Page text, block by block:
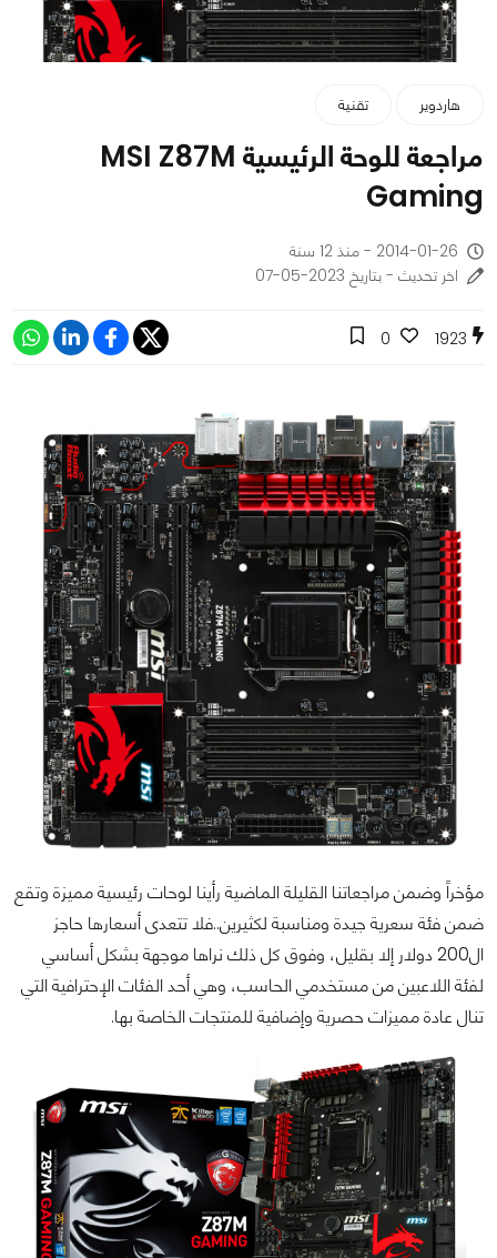
هاردوير تقنية
مراجعة للوحة الرئيسية MSI Z87M
Gaming
2014-01-26 - منذ 12 سنة
اخر تحديث - بتاريخ 2023-05-07
1923
0
مؤخراً وضمن مراجعاتنا القليلة الماضية رأينا لوحات رئيسية مميزة وتقع
ضمن فئة سعرية جيدة ومناسبة لكثيرين..فلا تتعدى أسعارها حاجز
ال200 دولار إلا بقليل، وفوق كل ذلك نراها موجهة بشكل أساسي
لفئة اللاعبين من مستخدمي الحاسب، وهي أحد الفئات الإحترافية التي
تنال عادة مميزات حصرية وإضافية للمنتجات الخاصة بها.